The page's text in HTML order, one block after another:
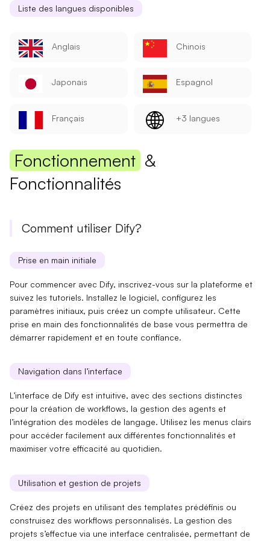
Liste des langues disponibles
Anglais Chinois
Japonais Espagnol
Français +3 langues
Fonctionnement &
Fonctionnalités
Comment utiliser Dify?
Prise en main initiale
Pour commencer avec Dify, inscrivez-vous sur la plateforme et
suivez les tutoriels. Installez le logiciel, configurez les
paramètres initiaux, puis créez un compte utilisateur. Cette
prise en main desfonctionnalités de base vous permettra de
démarrer rapidement et en toute confiance.
Navigation dans l’interface
L’interface de Dify est intuitive, avec des sections distinctes
pour la création de workflows, la gestion des agents et
l’intégration des modèles de langage. Utilisez les menus clairs
pour accéder facilement aux différentes fonctionnalités et
maximiser votre efficacité au quotidien.
Utilisation et gestion de projets
Créez des projets en utilisant destemplates prédéfinis ou
construisez des workflows personnalisés. La gestion des
projets s’effectue via une interface centralisée, permettant de